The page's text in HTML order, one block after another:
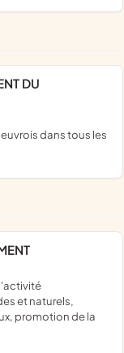
et naturels,
promotion de la